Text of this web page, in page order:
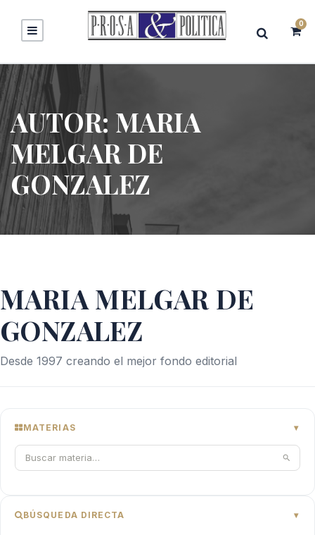
0
AUTOR: MARIA
MELGAR DE
GONZALEZ
MARIA MELGAR DE
GONZALEZ
Desde 1997 creando el mejor fondo editorial
MATERIAS
BÚSQUEDA DIRECTA